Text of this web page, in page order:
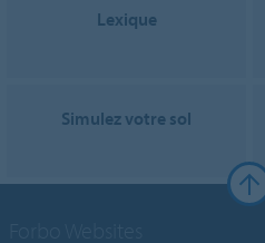
Lexique
Simulez votre sol